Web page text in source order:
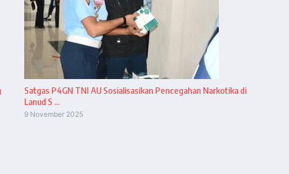
Satgas P4GN TNI AU Sosialisasikan Pencegahan Narkotika di
Lanud S ...
9 November 2025